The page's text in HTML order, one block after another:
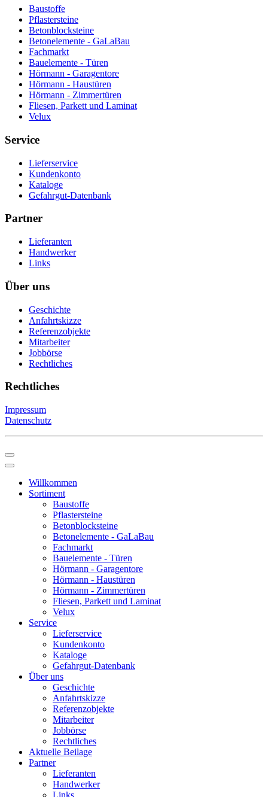
Baustoffe
Pflastersteine
Betonblocksteine
Betonelemente - GaLaBau
Fachmarkt
Bauelemente - Türen
Hörmann - Garagentore
Hörmann - Haustüren
Hörmann - Zimmertüren
Fliesen, Parkett und Laminat
Velux
Service
Lieferservice
Kundenkonto
Kataloge
Gefahrgut-Datenbank
Partner
Lieferanten
Handwerker
Links
Über uns
Geschichte
Anfahrtskizze
Referenzobjekte
Mitarbeiter
Jobbörse
Rechtliches
Rechtliches
Impressum
Datenschutz
Willkommen
Sortiment
Baustoffe
Pflastersteine
Betonblocksteine
Betonelemente - GaLaBau
Fachmarkt
Bauelemente - Türen
Hörmann - Garagentore
Hörmann - Haustüren
Hörmann - Zimmertüren
Fliesen, Parkett und Laminat
Velux
Service
Lieferservice
Kundenkonto
Kataloge
Gefahrgut-Datenbank
Über uns
Geschichte
Anfahrtskizze
Referenzobjekte
Mitarbeiter
Jobbörse
Rechtliches
Aktuelle Beilage
Partner
Lieferanten
Handwerker
Links